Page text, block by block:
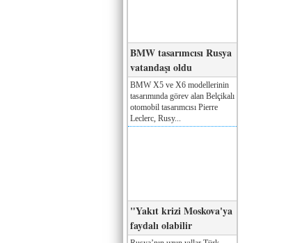
BMW tasarımcısı Rusya
vatandaşı oldu
BMW X5 ve X6 modellerinin
tasarımında görev alan Belçikalı
otomobil tasarımcısı Pierre
Leclerc, Rusy...
"Yakıt krizi Moskova'ya
faydalı olabilir